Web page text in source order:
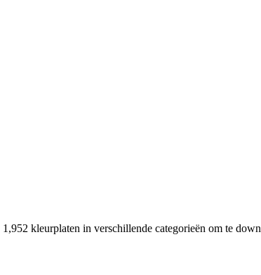
1,952 kleurplaten in verschillende categorieën om te